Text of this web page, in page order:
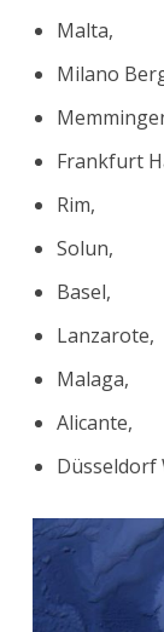
Malta,
Milano
Frankfurt
Rim,
Solun,
Basel,
Lanzarote,
Malaga,
Alicante,
Düsseldorf